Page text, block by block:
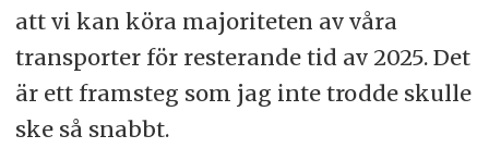
att vi kan köra majoriteten av våra
transporter för resterande tid av 2025. Det
är ett framsteg som jag inte trodde skulle
ske så snabbt.